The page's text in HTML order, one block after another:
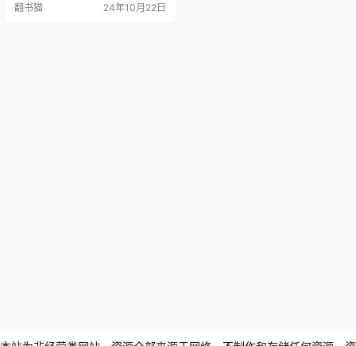
研究开辟了新的道路。 王国维先生
翻书猫 24年10月22日